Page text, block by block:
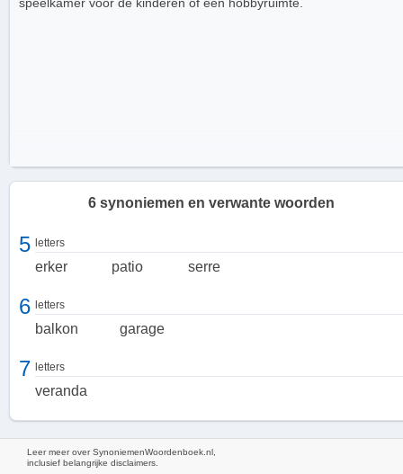
Voordelen van een aanbouw aan huis
6 synoniemen en verwante woorden
5 letters
erker patio serre
6 letters
balkon garage
7 letters
veranda
Leer meer over SynoniemenWoordenboek.nl,
inclusief belangrijke disclaimers.